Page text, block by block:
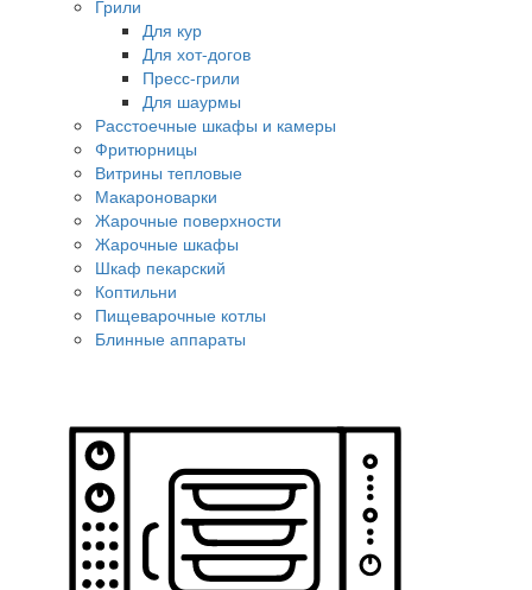
Грили
Для кур
Для хот-догов
Пресс-грили
Для шаурмы
Расстоечные шкафы и камеры
Фритюрницы
Витрины тепловые
Макароноварки
Жарочные поверхности
Жарочные шкафы
Шкаф пекарский
Коптильни
Пищеварочные котлы
Блинные аппараты